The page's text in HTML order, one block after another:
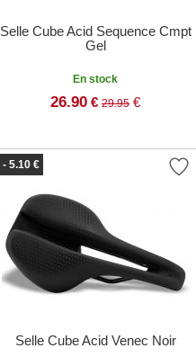
Selle Cube Acid Sequence Cmpt
Gel
En stock
26.90 € 29.95 €
- 5.10 €
Selle Cube Acid Venec Noir